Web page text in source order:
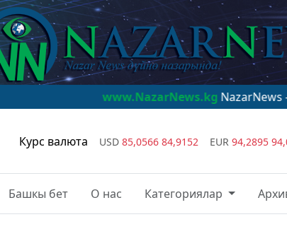
www.NazarNews.kgNazarNews - дүйнө
Курс валюта USD 85,0566 84,9152 EUR 94,2895
Башкы бет О нас Категориялар